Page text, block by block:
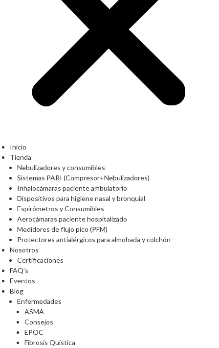
Inicio
Tienda
Nebulizadores y consumibles
Sistemas PARI (Compresor+Nebulizadores)
Inhalocámaras paciente ambulatorio
Dispositivos para higiene nasal y bronquial
Espirómetros y Consumibles
Aerocámaras paciente hospitalizado
Medidores de flujo pico (PFM)
Protectores antialérgicos para almohada y colchón
Nosotros
Certificaciones
FAQ’s
Eventos
Blog
Enfermedades
ASMA
Consejos
EPOC
Fibrosis Quística